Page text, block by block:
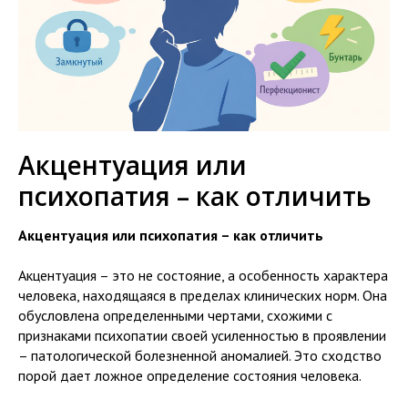
Акцентуация или
психопатия – как отличить
Акцентуация или психопатия – как отличить
Акцентуация – это не состояние, а особенность характера
человека, находящаяся в пределах клинических норм. Она
обусловлена определенными чертами, схожими с
признаками психопатии своей усиленностью в проявлении
– патологической болезненной аномалией. Это сходство
порой дает ложное определение состояния человека.